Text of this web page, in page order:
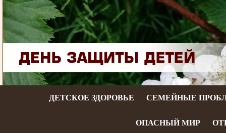
ДЕТСКОЕ ЗДОРОВЬЕ СЕМЕЙНЫЕ
ОПАСНЫЙ МИР